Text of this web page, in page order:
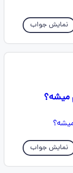
نمایش جواب
میشه؟
نمایش جواب